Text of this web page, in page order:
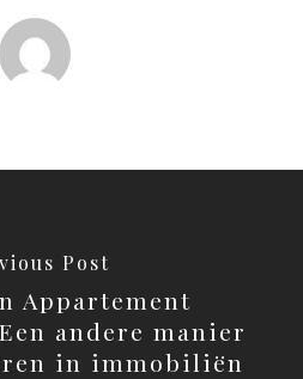
Post
Appartement
andere manier
in immobiliën